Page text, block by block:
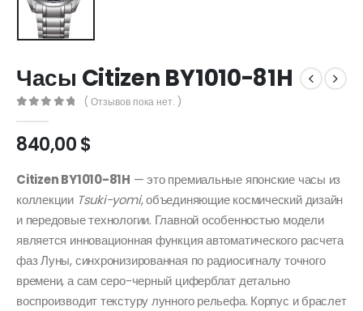
Часы Citizen BY1010-81H
( Отзывов пока нет. )
840,00$
Citizen BY1010-81H — это премиальные японские часы из
коллекции Tsuki-yomi, объединяющие космический дизайн
и передовые технологии. Главной особенностью модели
является инновационная функция автоматического расчета
фаз Луны, синхронизированная по радиосигналу точного
времени, а сам серо-черный циферблат детально
воспроизводит текстуру лунного рельефа. Корпус и браслет